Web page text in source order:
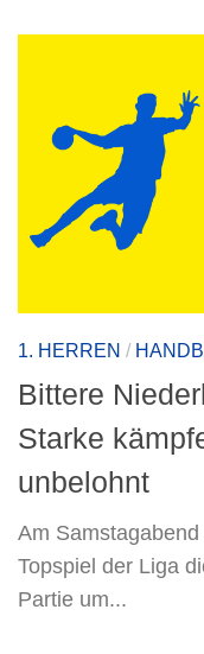
1. HERREN /
Bittere
Starke
unbelohnt
Am
Topspiel der Liga
Partie um...